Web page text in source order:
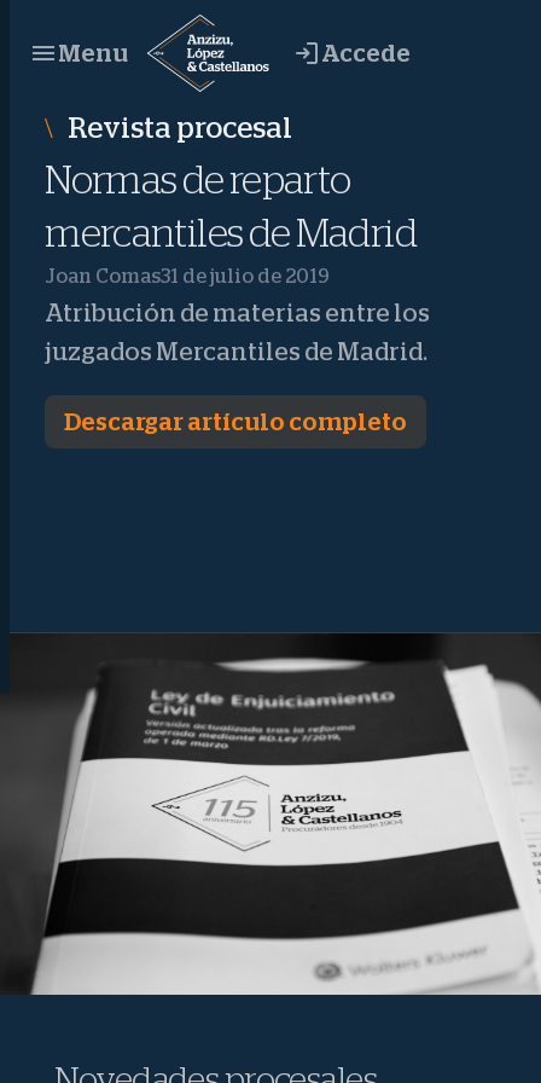
contenido
Menu Accede
Revista procesal
Normas de reparto
mercantiles de Madrid
Joan Comas31 de julio de 2019
Atribución de materias entre los
juzgados Mercantiles de Madrid.
Descargar artículo completo